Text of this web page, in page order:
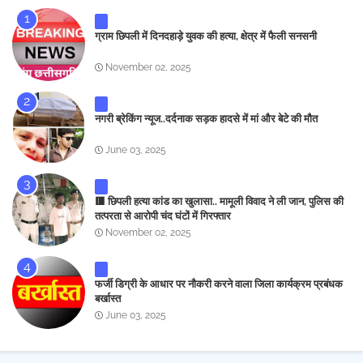
ग्राम छिपली में दिनदहाड़े युवक की हत्या, क्षेत्र में फैली सनसनी
November 02, 2025
नगरी ब्रेकिंग न्यूज..दर्दनाक सड़क हादसे में मां और बेटे की मौत
June 03, 2025
🟥 छिपली हत्या कांड का खुलासा.. मामूली विवाद ने ली जान, पुलिस की
तत्परता से आरोपी चंद घंटों में गिरफ्तार
November 02, 2025
फर्जी डिग्री के आधार पर नौकरी करने वाला जिला कार्यक्रम प्रबंधक
बर्खास्त
June 03, 2025